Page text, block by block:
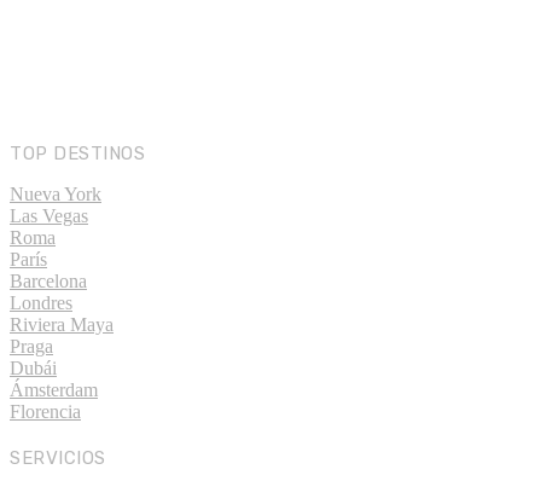
TOP DESTINOS
Nueva York
Las Vegas
Roma
París
Barcelona
Londres
Riviera Maya
Praga
Dubái
Ámsterdam
Florencia
SERVICIOS